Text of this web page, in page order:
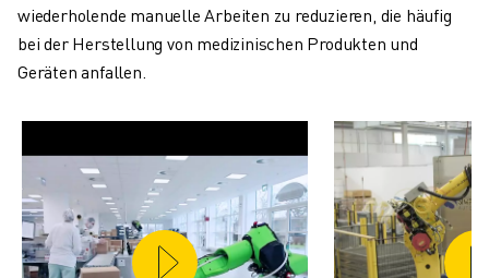
wiederholende manuelle Arbeiten zu reduzieren, die häufig
bei der Herstellung von medizinischen Produkten und
Geräten anfallen.